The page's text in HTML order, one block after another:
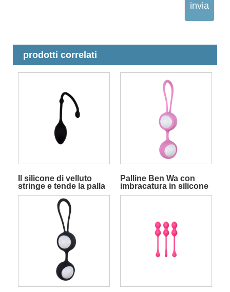
invia
prodotti correlati
Il silicone di velluto
stringe e tende la palla
Jiggle Ben Wa per
l'esercizio di Kegel
Palline Ben Wa con
imbracatura in silicone
e palline rotolanti per